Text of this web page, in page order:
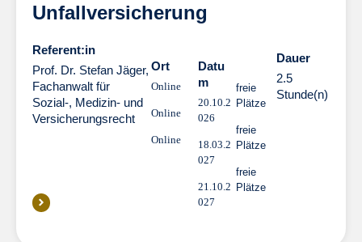
Unfallversicherung
Referent:in
Prof. Dr. Stefan Jäger,
Fachanwalt für
Sozial-, Medizin- und
Versicherungsrecht
Ort
Online
Online
Online
Datu
m
20.10.2
026
18.03.2
027
21.10.2
027
freie
Plätze
freie
Plätze
freie
Plätze
Dauer
2.5
Stunde(n)